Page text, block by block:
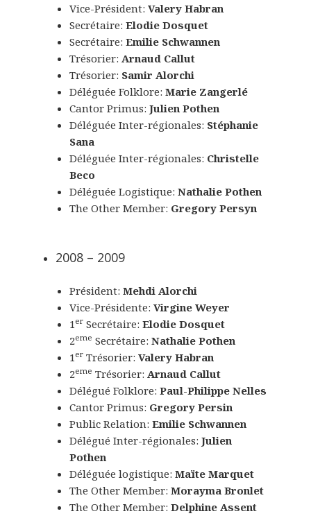
Vice-Président: Valery Habran
Secrétaire: Elodie Dosquet
Secrétaire: Emilie Schwannen
Trésorier: Arnaud Callut
Trésorier: Samir Alorchi
Déléguée Folklore: Marie Zangerlé
Cantor Primus: Julien Pothen
Déléguée Inter-régionales: Stéphanie
Sana
Déléguée Inter-régionales: Christelle
Beco
Déléguée Logistique: Nathalie Pothen
The Other Member: Gregory Persyn
2008 – 2009
Président: Mehdi Alorchi
Vice-Présidente: Virgine Weyer
1erSecrétaire: Elodie Dosquet
2eme Secrétaire: Nathalie Pothen
1erTrésorier: Valery Habran
2eme Trésorier: Arnaud Callut
Délégué Folklore: Paul-Philippe Nelles
Cantor Primus: Gregory Persin
Public Relation: Emilie Schwannen
Délégué Inter-régionales: Julien
Pothen
Déléguée logistique: Maïte Marquet
The Other Member: Morayma Bronlet
The Other Member: Delphine Assent